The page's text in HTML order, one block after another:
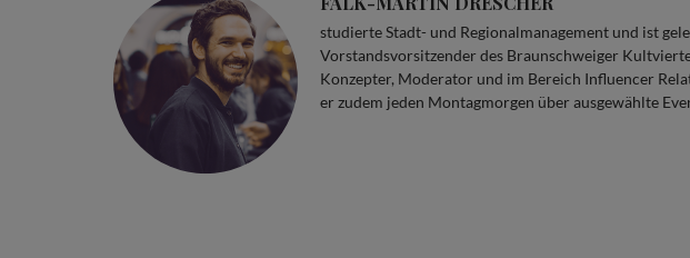
studierte Stadt- und Regionalmanagement und ist
Vorstandsvorsitzender des Braunschweiger
Konzepter, Moderator und im Bereich Influencer
er zudem jeden Montagmorgen über ausgewählte